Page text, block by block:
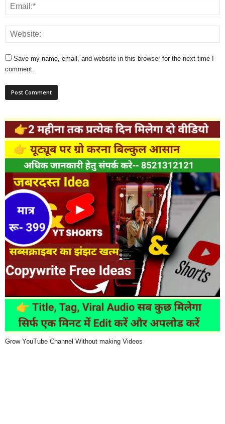
Save my name, email, and website in this browser for the next time I
comment.
Grow YouTube Channel Without making Videos